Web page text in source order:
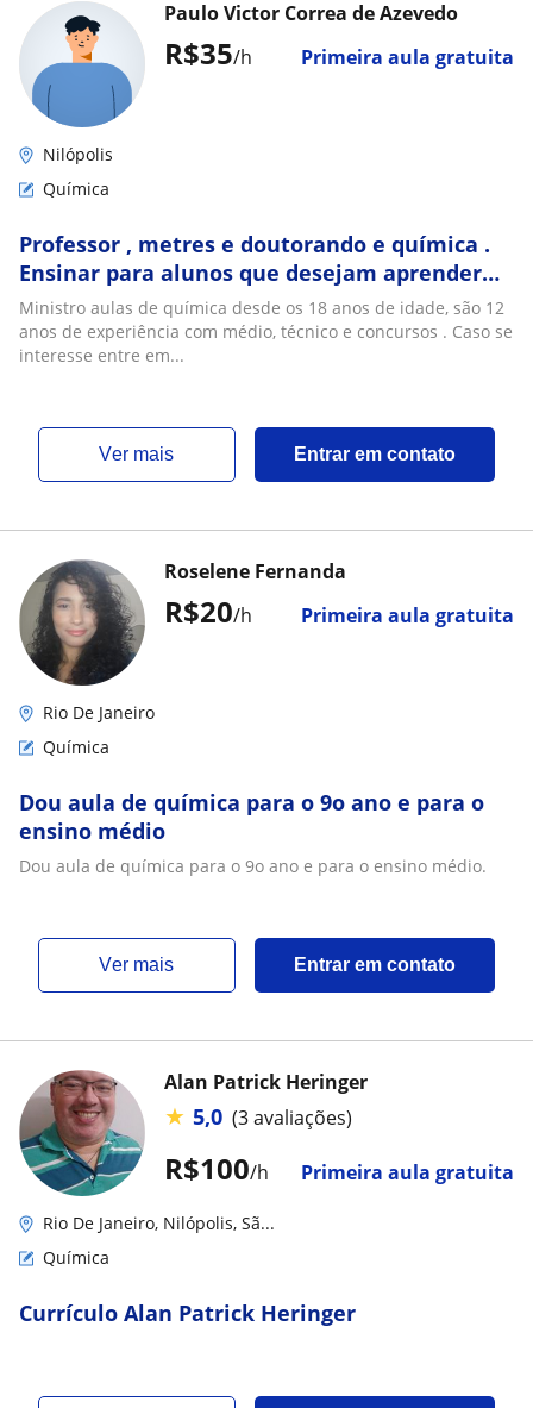
R$35/h Primeira aula gratuita
Paulo Victor Correa de Azevedo
Nilópolis
Química
Professor , metres e doutorando e química .
Ensinar para alunos que desejam aprender
química , seja para concursos ou escola
Ministro aulas de química desde os 18 anos de idade, são 12
anos de experiência com médio, técnico e concursos . Caso se
interesse entre em...
ver mais Entrar em contato
R$20/h Primeira aula gratuita
Roselene Fernanda
Rio De Janeiro
Química
Dou aula de química para o 9o ano e para o
ensino médio
Dou aula de química para o 9o ano e para o ensino médio.
ver mais Entrar em contato
R$100/h Primeira aula gratuita
Alan Patrick Heringer
★ 5,0 (3 avaliações)
Rio De Janeiro, Nilópolis, Sã...
Química
Currículo Alan Patrick Heringer